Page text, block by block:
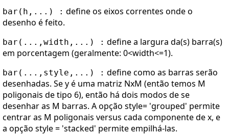
bar(h,...) : define os eixos correntes onde o
desenho é feito.
bar(...,width,...) : define a largura da(s) barra(s)
em porcentagem (geralmente: 0<width<=1).
bar(...,style,...) : define como as barras serão
desenhadas. Se y é uma matriz NxM (então temos M
poligonais de tipo 6), então há dois modos de se
desenhar as M barras. A opção style= 'grouped' permite
centrar as M poligonais versus cada componente de x, e
a opção style = 'stacked' permite empilhá-las.